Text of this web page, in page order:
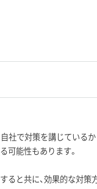
社で対策を講じている
可能性もあります。
と共に、効果的な対